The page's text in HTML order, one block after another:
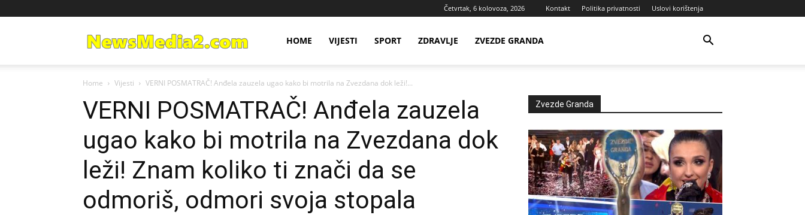
Četvrtak, 6 kolovoza, 2026 Kontakt Politika privatnosti Uslovi korištenja
Media
HOME VIJESTI SPORT ZDRAVLJE ZVEZDE GRANDA
Home Vijesti VERNI POSMATRAČ! Anđela zauzela ugao kako bi motrila na Zvezdana dok leži!...
VERNI POSMATRAČ! Anđela zauzela
ugao kako bi motrila na Zvezdana dok
leži! Znam koliko ti znači da se
odmoriš, odmori svoja stopala
Zvezde Granda